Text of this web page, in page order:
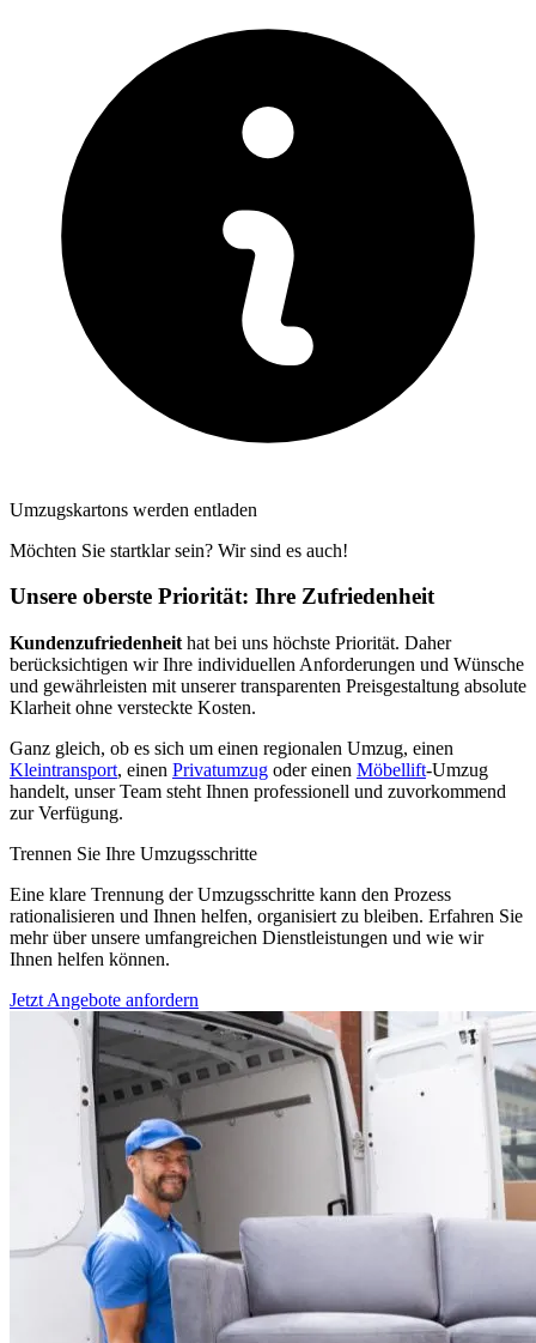
Umzugskartons werden entladen
Möchten Sie startklar sein? Wir sind es auch!
Unsere oberste Priorität: Ihre Zufriedenheit
Kundenzufriedenheit hat bei uns höchste Priorität. Daher
berücksichtigen wir Ihre individuellen Anforderungen und Wünsche
und gewährleisten mit unserer transparenten Preisgestaltung absolute
Klarheit ohne versteckte Kosten.
Ganz gleich, ob es sich um einen regionalen Umzug, einen
Kleintransport, einen Privatumzug oder einen Möbellift-Umzug
handelt, unser Team steht Ihnen professionell und zuvorkommend
zur Verfügung.
Trennen Sie Ihre Umzugsschritte
Eine klare Trennung der Umzugsschritte kann den Prozess
rationalisieren und Ihnen helfen, organisiert zu bleiben. Erfahren Sie
mehr über unsere umfangreichen Dienstleistungen und wie wir
Ihnen helfen können.
Jetzt Angebote anfordern